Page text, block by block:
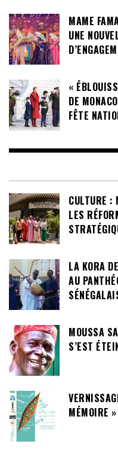
MAME
UNE
«
DE
FÊTE
CULTURE :
LES
LA KORA
AU
MOUSSA
S’EST
MÉMOIRE